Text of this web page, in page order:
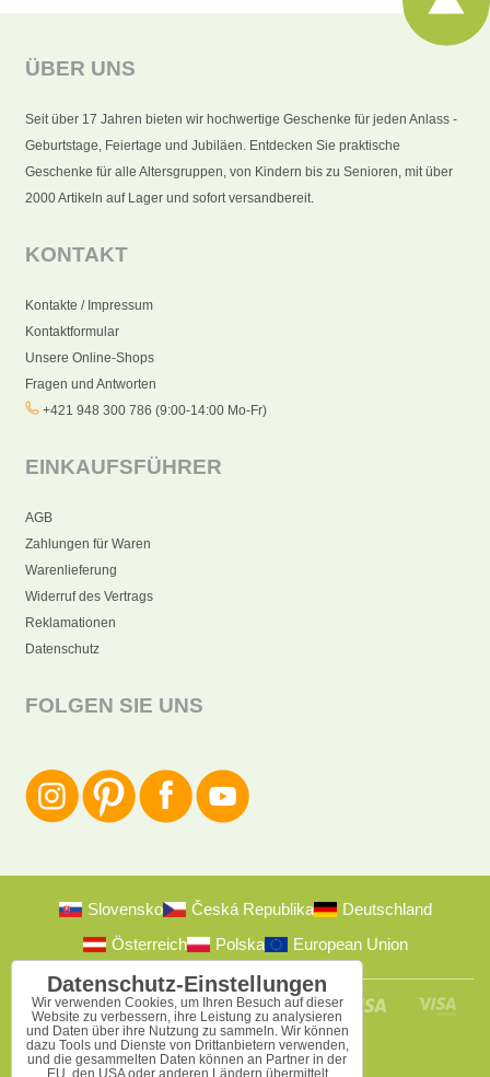
ÜBER UNS
Seit über 17 Jahren bieten wir hochwertige Geschenke für jeden Anlass -
Geburtstage, Feiertage und Jubiläen. Entdecken Sie praktische
Geschenke für alle Altersgruppen, von Kindern bis zu Senioren, mit über
2000 Artikeln auf Lager und sofort versandbereit.
KONTAKT
Kontakte / Impressum
Kontaktformular
Unsere Online-Shops
Fragen und Antworten
+421 948 300 786 (9:00-14:00 Mo-Fr)
EINKAUFSFÜHRER
AGB
Zahlungen für Waren
Warenlieferung
Widerruf des Vertrags
Reklamationen
Datenschutz
FOLGEN SIE UNS
Slovensko Česká Republika
Deutschland
Österreich
Polska European Union
Datenschutz-Einstellungen
Wir verwenden Cookies, um Ihren Besuch auf dieser
Website zu verbessern, ihre Leistung zu analysieren
und Daten über ihre Nutzung zu sammeln. Wir können
dazu Tools und Dienste von Drittanbietern verwenden,
und die gesammelten Daten können an Partner in der
EU, den USA oder anderen Ländern übermittelt